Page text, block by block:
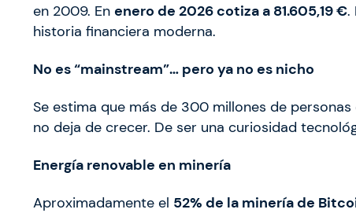
en 2009. En enero de 2026 cotiza a 81.605,19 €.
historia financiera moderna.
No es “mainstream”… pero ya no es nicho
Se estima que más de 300 millones de
no deja de crecer. De ser una curiosidad
Energía renovable en minería
Aproximadamente el 52% de la minería de